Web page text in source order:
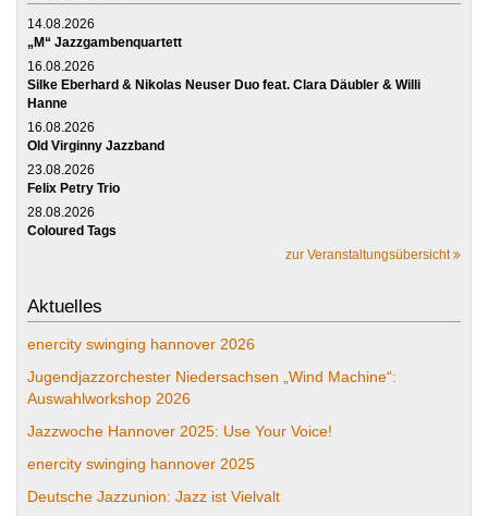
14.08.2026
„M“ Jazzgambenquartett
16.08.2026
Silke Eberhard & Nikolas Neuser Duo feat. Clara Däubler & Willi
Hanne
16.08.2026
Old Virginny Jazzband
23.08.2026
Felix Petry Trio
28.08.2026
Coloured Tags
zur Veranstaltungsübersicht
Aktuelles
enercity swinging hannover 2026
Jugendjazzorchester Niedersachsen „Wind Machine“:
Auswahlworkshop 2026
Jazzwoche Hannover 2025: Use Your Voice!
enercity swinging hannover 2025
Deutsche Jazzunion: Jazz ist Vielvalt